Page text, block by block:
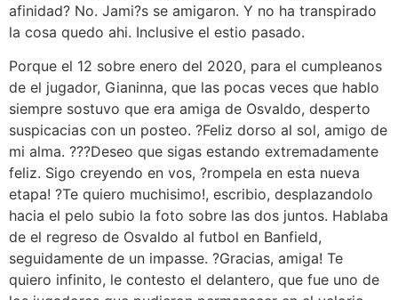
afinidad? No. Jami?s se amigaron. Y no ha transpirado
la cosa quedo ahi. Inclusive el estio pasado.
Porque el 12 sobre enero del 2020, para el cumpleanos
de el jugador, Gianinna, que las pocas veces que hablo
siempre sostuvo que era amiga de Osvaldo, desperto
suspicacias con un posteo. ?Feliz dorso al sol, amigo de
mi alma. ???Deseo que sigas estando extremadamente
feliz. Sigo creyendo en vos, ?rompela en esta nueva
etapa! ?Te quiero muchisimo!, escribio, desplazandolo
hacia el pelo subio la foto sobre las dos juntos. Hablaba
de el regreso de Osvaldo al futbol en Banfield,
seguidamente de un impasse. ?Gracias, amiga! Te
quiero infinito, le contesto el delantero, que fue uno de